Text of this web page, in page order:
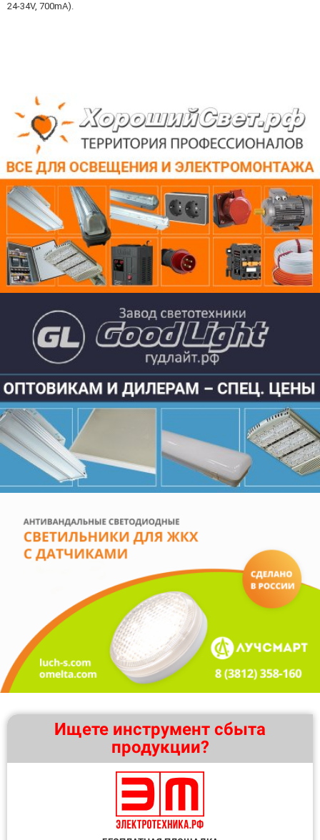
24-34V, 700mA).
Ищете инструмент сбыта
продукции?